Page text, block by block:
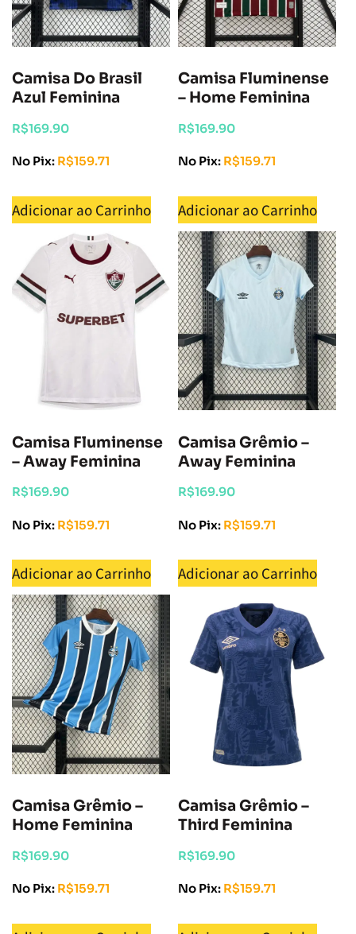
Camisa Do Brasil
Azul Feminina
R$169.90
No Pix: R$159.71
Adicionar ao Carrinho
Camisa Fluminense
– Home Feminina
R$169.90
No Pix: R$159.71
Adicionar ao Carrinho
Camisa Fluminense
– Away Feminina
R$169.90
No Pix: R$159.71
Adicionar ao Carrinho
Camisa Grêmio –
Away Feminina
R$169.90
No Pix: R$159.71
Adicionar ao Carrinho
Camisa Grêmio –
Home Feminina
R$169.90
No Pix: R$159.71
Camisa Grêmio –
Third Feminina
R$169.90
No Pix: R$159.71